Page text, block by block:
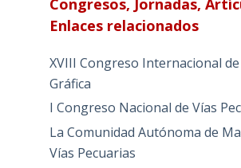
Enlaces relacionados
XVIII Congreso Internacional
Gráfica
I Congreso Nacional de Vías
La Comunidad Autónoma de
Vías Pecuarias